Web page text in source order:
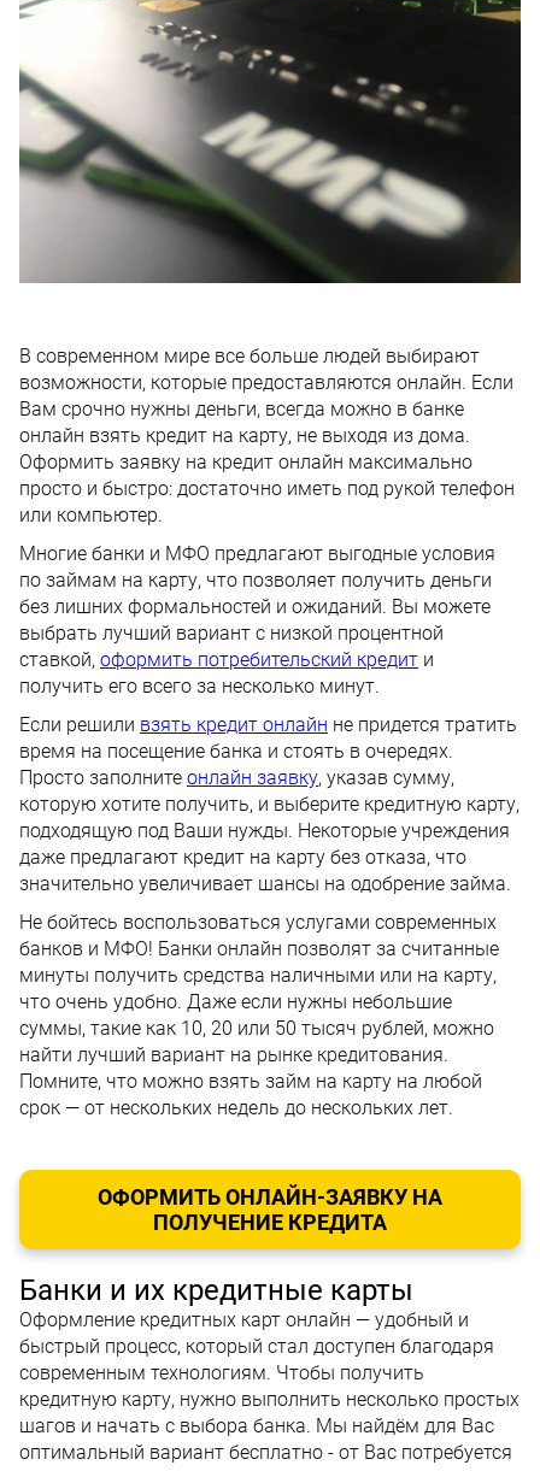
В современном мире все больше людей выбирают
возможности, которые предоставляются онлайн. Если
Вам срочно нужны деньги, всегда можно в банке
онлайн взять кредит на карту, не выходя из дома.
Оформить заявку на кредит онлайн максимально
просто и быстро: достаточно иметь под рукой телефон
или компьютер.
Многие банки и МФО предлагают выгодные условия
по займам на карту, что позволяет получить деньги
без лишних формальностей и ожиданий. Вы можете
выбрать лучший вариант с низкой процентной
ставкой, оформить потребительский кредит и
получить его всего за несколько минут.
Если решили взять кредит онлайн не придется тратить
время на посещение банка и стоять в очередях.
Просто заполните онлайн заявку, указав сумму,
которую хотите получить, и выберите кредитную карту,
подходящую под Ваши нужды. Некоторые учреждения
даже предлагают кредит на карту без отказа, что
значительно увеличивает шансы на одобрение займа.
Не бойтесь воспользоваться услугами современных
банков и МФО! Банки онлайн позволят за считанные
минуты получить средства наличными или на карту,
что очень удобно. Даже если нужны небольшие
суммы, такие как 10, 20 или 50 тысяч рублей, можно
найти лучший вариант на рынке кредитования.
Помните, что можно взять займ на карту на любой
срок — от нескольких недель до нескольких лет.
ОФОРМИТЬ ОНЛАЙН-ЗАЯВКУ НА
ПОЛУЧЕНИЕ КРЕДИТА
Банки и их кредитные карты
Оформление кредитных карт онлайн — удобный и
быстрый процесс, который стал доступен благодаря
современным технологиям. Чтобы получить
кредитную карту, нужно выполнить несколько простых
шагов и начать с выбора банка. Мы найдём для Вас
оптимальный вариант бесплатно - от Вас потребуется